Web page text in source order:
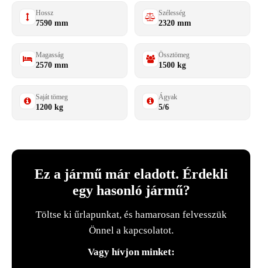
Hossz
7590 mm
Szélesség
2320 mm
Magasság
2570 mm
Össztömeg
1500 kg
Saját tömeg
1200 kg
Ágyak
5/6
Ez a jármű már eladott. Érdekli
egy hasonló jármű?
Töltse ki űrlapunkat, és hamarosan felvesszük
Önnel a kapcsolatot.
Vagy hívjon minket: